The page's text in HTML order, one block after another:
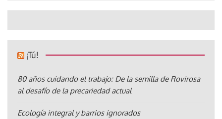
¡Tú!
80 años cuidando el trabajo: De la semilla de Rovirosa
al desafío de la precariedad actual
Ecología integral y barrios ignorados